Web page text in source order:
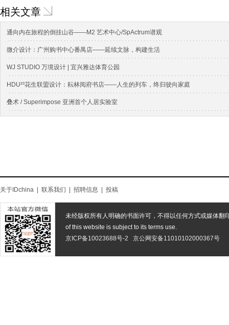
相关文章
通向内在旅程的倒挂山谷——M2 艺术中心/SpActrum谱观
微介设计：广州购书中心番禺店——延续文脉，构建生活
WJ STUDIO 万境设计 | 宜兴雅达体育公园
HDU²³花生联盟设计：耘林阅府书店——人生的列车，终归驶向家庭
叠术 / Superimpose 亚洲⾸个⼈居实验室
关于IDchina 联系我们 招聘信息 投稿
未经版权所有人明确的书面许可，不得以任何方式或媒体翻
of this website is subject to its terms use.
京ICP备10023688号-2
京公网安备11010102000367号